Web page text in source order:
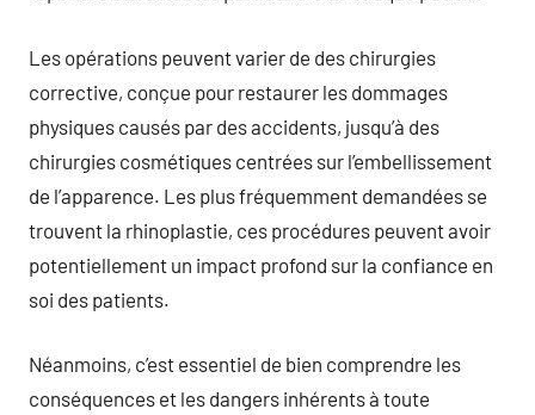
Les opérations peuvent varier de des chirurgies
corrective, conçue pour restaurer les dommages
physiques causés par des accidents, jusqu’à des
chirurgies cosmétiques centrées sur l’embellissement
de l’apparence. Les plus fréquemment demandées se
trouvent la rhinoplastie, ces procédures peuvent avoir
potentiellement un impact profond sur la confiance en
soi des patients.
Néanmoins, c’est essentiel de bien comprendre les
conséquences et les dangers inhérents à toute